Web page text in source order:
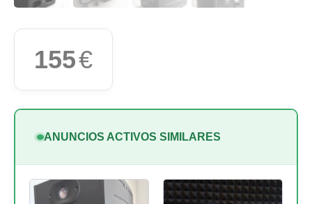
155€
ANUNCIOS ACTIVOS SIMILARES